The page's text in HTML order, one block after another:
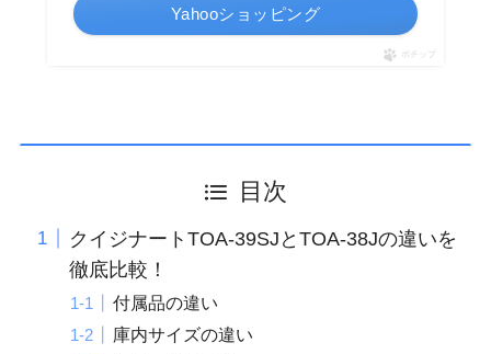
Yahooショッピング
ポチップ
目次
クイジナートTOA-39SJとTOA-38Jの違いを
徹底比較！
付属品の違い
庫内サイズの違い